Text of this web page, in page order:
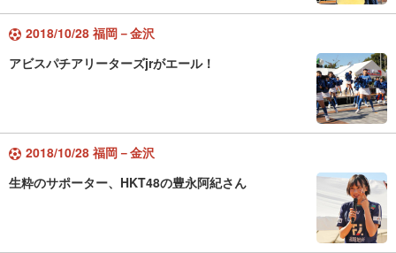
2018/10/28 福岡－金沢
アビスパチアリーターズjrがエール！
2018/10/28 福岡－金沢
生粋のサポーター、HKT48の豊永阿紀さん